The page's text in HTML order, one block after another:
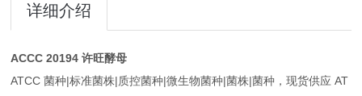
详细介绍
ACCC 20194 许旺酵母
ATCC 菌种|标准菌株|质控菌种|微生物菌种|菌株|菌种，现货供应 AT